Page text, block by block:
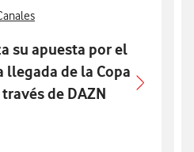
con
más notas de prensa relacionados
su apuesta por el
de la Copa
de DAZN